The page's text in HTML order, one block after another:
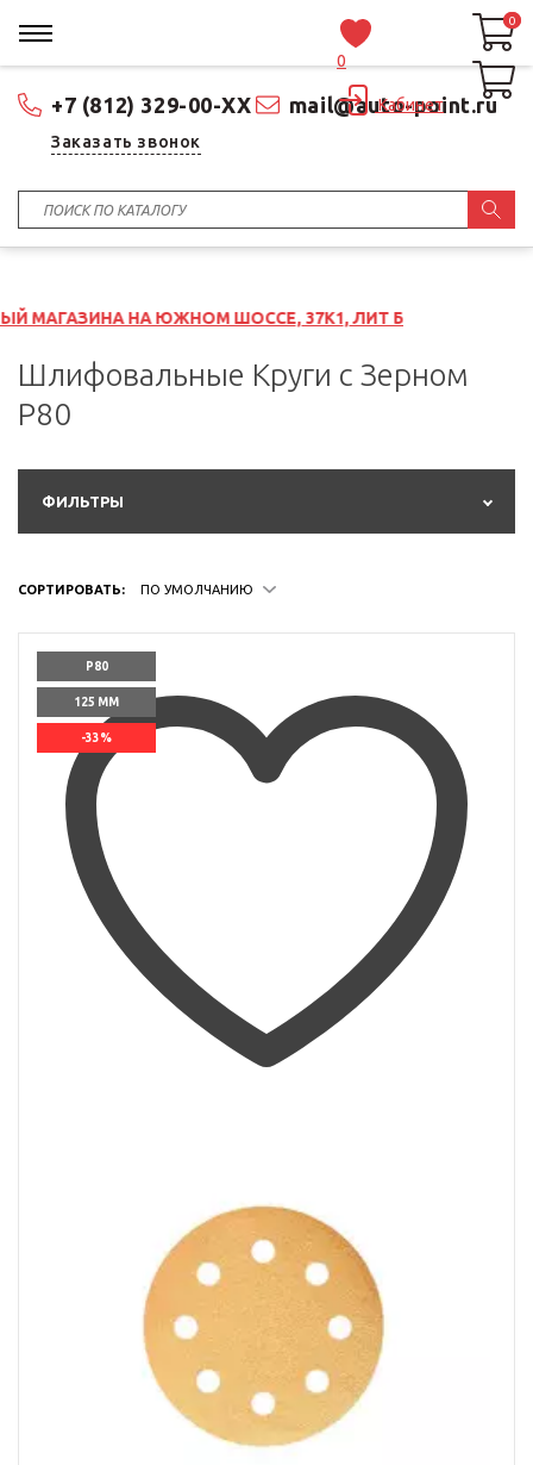
+7 (812) 329-00-XX mail@auto-point.ru
Заказать звонок
0
Кабинет
0
0
НА ЮЖНОМ ШОССЕ, 37К1, ЛИТ Б
Шлифовальные Круги с Зерном
P80
ФИЛЬТРЫ
СОРТИРОВАТЬ: ПО УМОЛЧАНИЮ
P80
125 ММ
-33%